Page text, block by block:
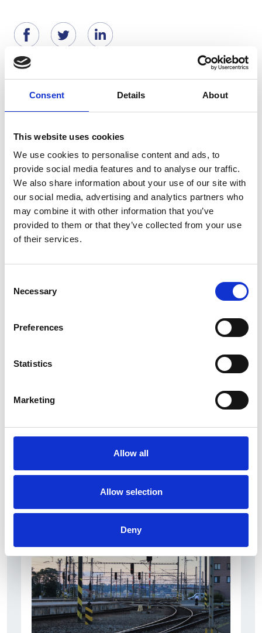
Consent Details About
This website uses cookies
We use cookies to personalise content and ads, to
provide social media features and to analyse our traffic.
We also share information about your use of our site with
our social media, advertising and analytics partners who
may combine it with other information that you’ve
provided to them or that they’ve collected from your use
of their services.
Selection
Necessary
Preferences
Statistics
Marketing
Allow all
Allow selection
Deny
Suggeriti per te
costruzione di nuove abitazioni
Repubblica Ceca
La Škoda avvia la produzione del suo SUV Peaq
Repubblica Ceca